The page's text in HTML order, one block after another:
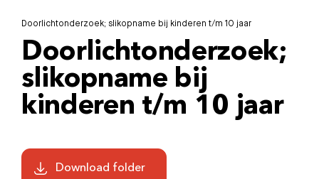
Doorlichtonderzoek; slikopname bij kinderen t/m 10 jaar
Doorlichtonderzoek;
slikopname bij
kinderen t/m 10 jaar
Download folder